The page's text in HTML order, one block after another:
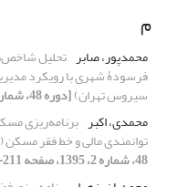
م
محمدپور، صابر تحلیل
فرسودۀ شهری با رویکرد
سیروس تهران)[دوره 48، شماره 1، 1395، صفحه 33-52]
محمدی، اکبر برنامه‌ریزی
توانمندی مالی و خط فقر
48، شماره 2، 1395، صفحه 211-226]